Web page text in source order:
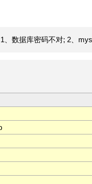
数据库密码不对; 2、